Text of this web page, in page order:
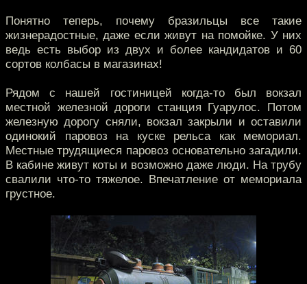
Понятно теперь, почему бразильцы все такие
жизнерадостные, даже если живут на помойке. У них
ведь есть выбор из двух и более кандидатов и 60
сортов колбасы в магазинах!
Рядом с нашей гостиницей когда-то был вокзал
местной железной дороги станция Гуарулос. Потом
железную дорогу сняли, вокзал закрыли и оставили
одинокий паровоз на куске рельса как мемориал.
Местные трудящиеся паровоз основательно загадили.
В кабине живут коты и возможно даже люди. На трубу
свалили что-то тяжелое. Впечатление от мемориала
грустное.